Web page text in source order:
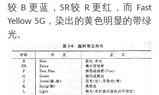
较 B 更蓝， 5R较 R 更红，而 Fast
Yellow 5G ，染出的黄色明显的带绿
光。